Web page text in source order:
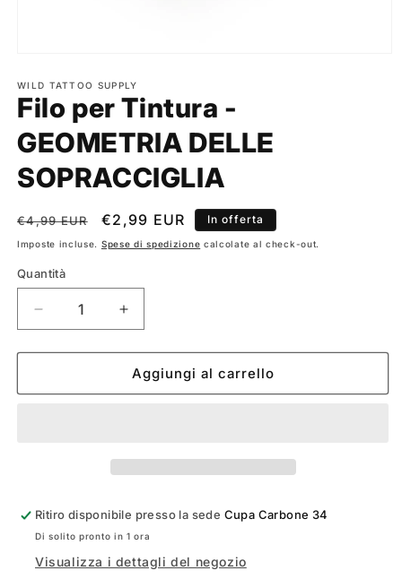
multimediali
1
in
modale
WILD TATTOO SUPPLY
Filo per Tintura -
GEOMETRIA DELLE
SOPRACCIGLIA
Prezzo
di
€4,99 EUR
Prezzo
scontato
€2,99 EUR In offerta
Imposte incluse. Spese di spedizione calcolate al check-out.
Quantità
Diminuisci
quantità
per
per
Aumenta
quantità
per
Filo
per
Aggiungi al carrello
Ritiro disponibile presso la sede Cupa Carbone 34
Di solito pronto in 1 ora
Visualizza i dettagli del negozio